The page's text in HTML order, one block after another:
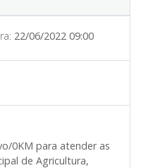
22/06/2022 09:00
0KM para atender as
de Agricultura,